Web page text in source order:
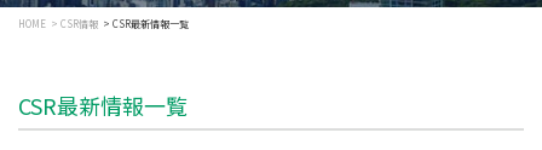
HOME CSR情報 CSR最新情報一覧
CSR最新情報一覧